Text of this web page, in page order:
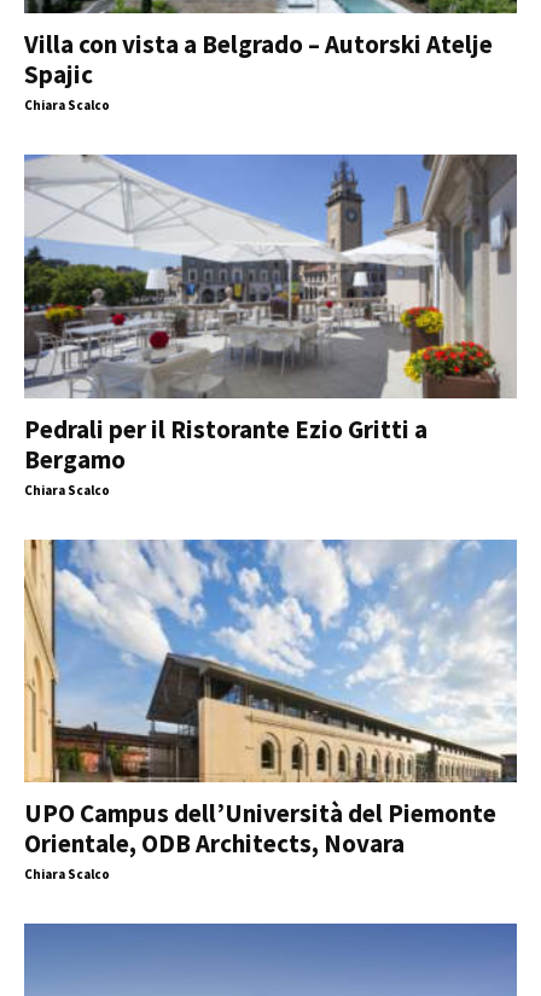
Villa con vista a Belgrado – Autorski Atelje
Spajic
Chiara Scalco
Pedrali per il Ristorante Ezio Gritti a
Bergamo
Chiara Scalco
UPO Campus dell’Università del Piemonte
Orientale, ODB Architects, Novara
Chiara Scalco